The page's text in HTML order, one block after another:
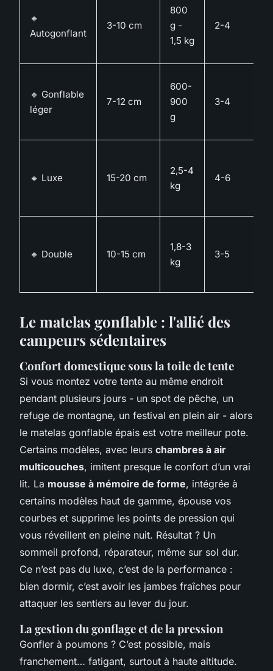
🔸
Autogonflant
3-10 cm
800
g -
1,5 kg
2-4
🔸 Gonflable
léger
7-12 cm
600-
900
g
3-4
🔸 Luxe 15-20 cm
2,5-4
kg
4-6
🔸 Double 10-15 cm
1,8-3
kg
3-5
Le matelas gonflable : l'allié des
campeurs sédentaires
Confort domestique sous la toile de tente
Si vous montez votre tente au même endroit
pendant plusieurs jours - un spot de pêche, un
refuge de montagne, un festival en plein air - alors
le matelas gonflable épais est votre meilleur pote.
Certains modèles, avec leurs chambres à air
multicouches, imitent presque le confort d’un vrai
lit. La mousse à mémoire de forme, intégrée à
certains modèles haut de gamme, épouse vos
courbes et supprime les points de pression qui
vous réveillent en pleine nuit. Résultat ? Un
sommeil profond, réparateur, même sur sol dur.
Ce n’est pas du luxe, c’est de la performance :
bien dormir, c’est avoir les jambes fraîches pour
attaquer les sentiers au lever du jour.
La gestion du gonflage et de la pression
Gonfler à poumons ? C’est possible, mais
franchement… fatigant, surtout à haute altitude.